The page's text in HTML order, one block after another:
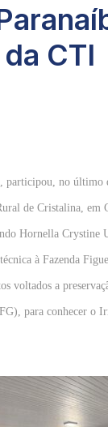
CTI
participou, no
de Cristalina, em
Hornella Crystine
à Fazenda
voltados a
para conhecer o